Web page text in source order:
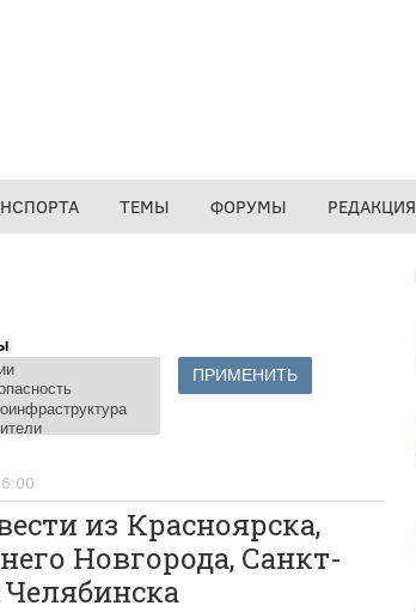
ТЕМЫ ФОРУМЫ РЕДАКЦИЯ
из Красноярска,
Новгорода, Санкт-